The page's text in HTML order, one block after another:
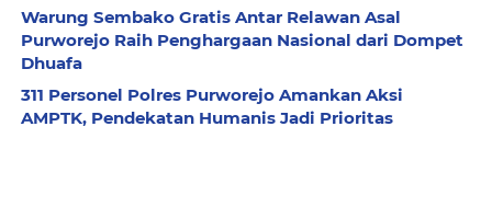
Warung Sembako Gratis Antar Relawan Asal
Purworejo Raih Penghargaan Nasional dari Dompet
Dhuafa
311 Personel Polres Purworejo Amankan Aksi
AMPTK, Pendekatan Humanis Jadi Prioritas